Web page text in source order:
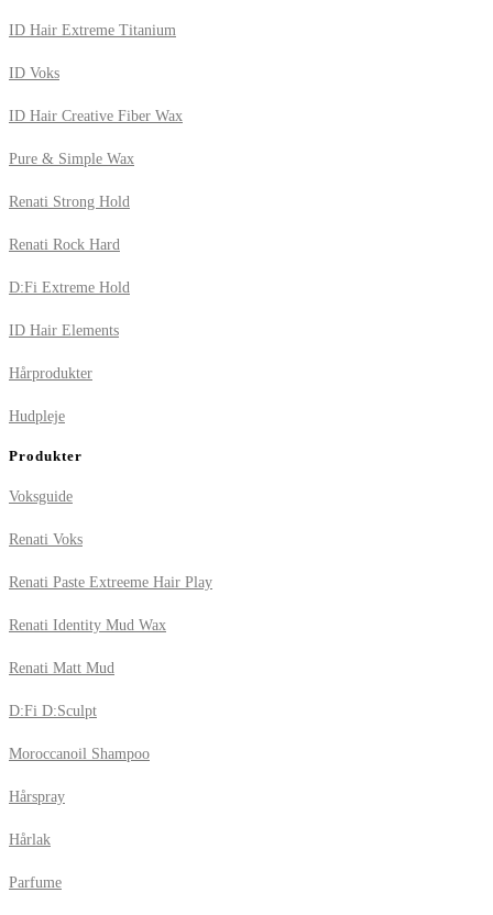
ID Hair Extreme Titanium
ID Voks
ID Hair Creative Fiber Wax
Pure & Simple Wax
Renati Strong Hold
Renati Rock Hard
D:Fi Extreme Hold
ID Hair Elements
Hårprodukter
Hudpleje
Produkter
Voksguide
Renati Voks
Renati Paste Extreeme Hair Play
Renati Identity Mud Wax
Renati Matt Mud
D:Fi D:Sculpt
Moroccanoil Shampoo
Hårspray
Hårlak
Parfume